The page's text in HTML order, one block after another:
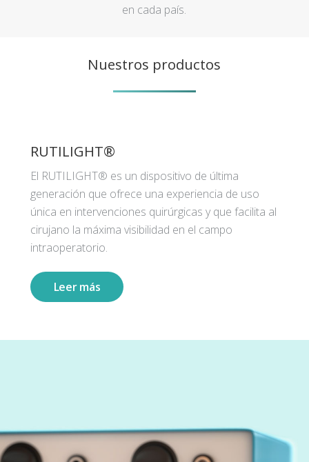
en cada país.
Nuestros productos
RUTILIGHT®
El RUTILIGHT® es un dispositivo de última
generación que ofrece una experiencia de uso
única en intervenciones quirúrgicas y que facilita al
cirujano la máxima visibilidad en el campo
intraoperatorio.
Leer más